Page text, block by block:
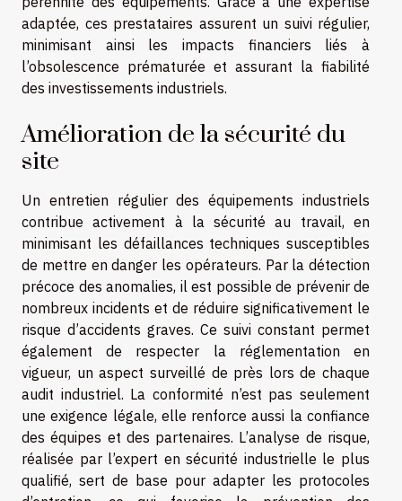
adaptée, ces prestataires assurent un suivi régulier,
minimisant ainsi les impacts financiers liés à
l’obsolescence prématurée et assurant la fiabilité
des investissements industriels.
Amélioration de la sécurité du
site
Un entretien régulier des équipements industriels
contribue activement à la sécurité au travail, en
minimisant les défaillances techniques susceptibles
de mettre en danger les opérateurs. Par la détection
précoce des anomalies, il est possible de prévenir de
nombreux incidents et de réduire significativement le
risque d’accidents graves. Ce suivi constant permet
également de respecter la réglementation en
vigueur, un aspect surveillé de près lors de chaque
audit industriel. La conformité n’est pas seulement
une exigence légale, elle renforce aussi la confiance
des équipes et des partenaires. L’analyse de risque,
réalisée par l’expert en sécurité industrielle le plus
qualifié, sert de base pour adapter les protocoles